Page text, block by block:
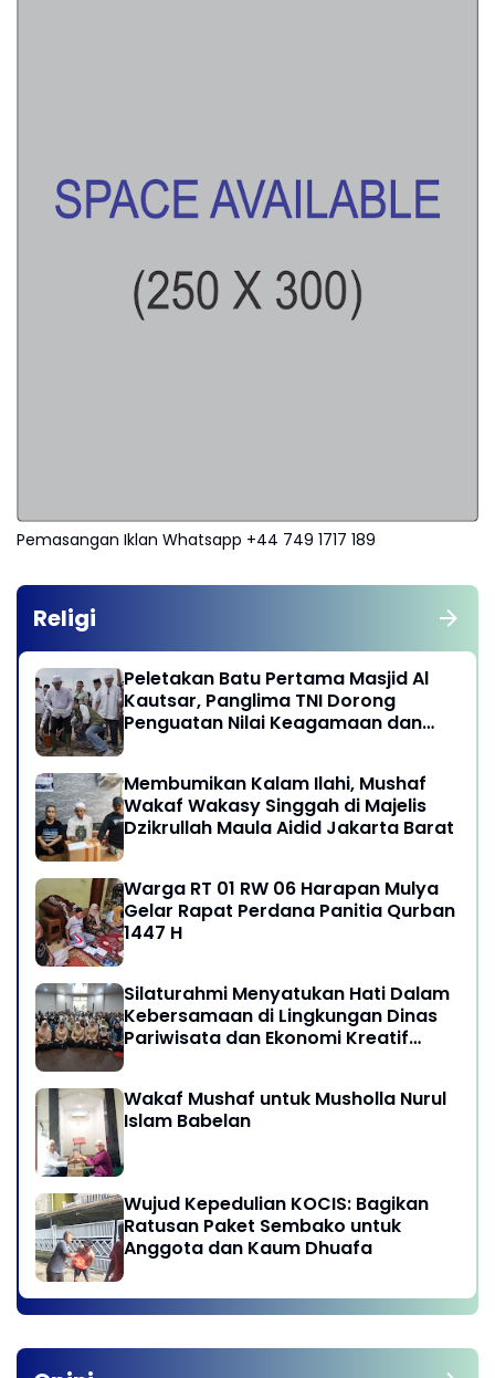
Pemasangan Iklan Whatsapp +44 749 1717 189
Religi
Peletakan Batu Pertama Masjid Al
Kautsar, Panglima TNI Dorong
Penguatan Nilai Keagamaan dan
Membumikan Kalam Ilahi, Mushaf
Wakaf Wakasy Singgah di Majelis
Dzikrullah Maula Aidid Jakarta Barat
Warga RT 01 RW 06 Harapan Mulya
Gelar Rapat Perdana Panitia Qurban
1447 H
Silaturahmi Menyatukan Hati Dalam
Kebersamaan di Lingkungan Dinas
Pariwisata dan Ekonomi Kreatif
Wakaf Mushaf untuk Musholla Nurul
Islam Babelan
Wujud Kepedulian KOCIS: Bagikan
Ratusan Paket Sembako untuk
Anggota dan Kaum Dhuafa